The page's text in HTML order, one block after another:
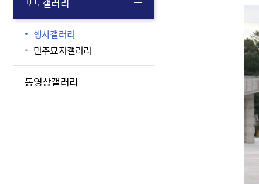
행사갤러리
민주묘지갤러리
동영상갤러리